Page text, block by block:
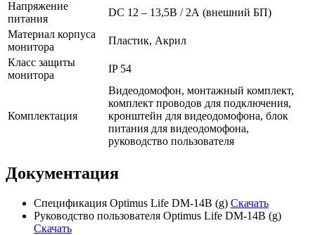
Напряжение
питания
DC 12 – 13,5В / 2А (внешний БП)
Материал корпуса
монитора
Пластик, Акрил
Класс защиты
монитора
IP 54
Комплектация
Видеодомофон, монтажный комплект,
комплект проводов для подключения,
кронштейн для видеодомофона, блок
питания для видеодомофона,
руководство пользователя
Документация
Спецификация Optimus Life DM-14B (g) Скачать
Руководство пользователя Optimus Life DM-14B (g)
Скачать